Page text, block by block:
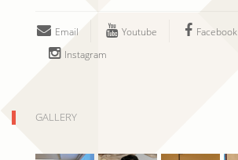
Email Youtube
Facebook
Instagram
GALLERY